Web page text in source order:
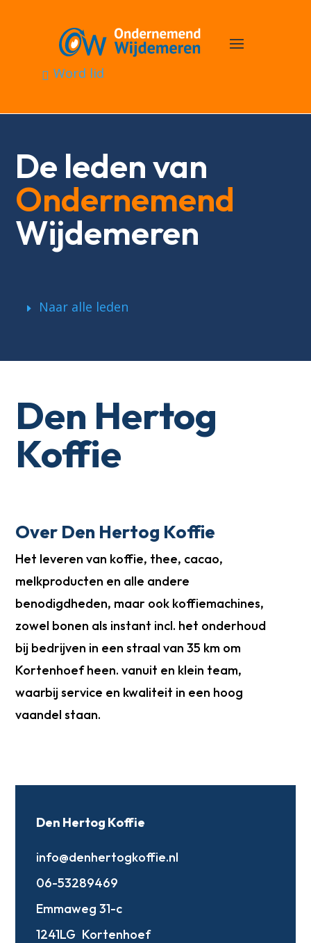
Word lid
De leden van
Ondernemend
Wijdemeren
Naar alle leden
Den Hertog
Koffie
Over Den Hertog Koffie
Het leveren van koffie, thee, cacao,
melkproducten en alle andere
benodigdheden, maar ook koffiemachines,
zowel bonen als instant incl. het onderhoud
bij bedrijven in een straal van 35 km om
Kortenhoef heen. vanuit en klein team,
waarbij service en kwaliteit in een hoog
vaandel staan.
Den Hertog Koffie
info@denhertogkoffie.nl
06-53289469
Emmaweg 31-c
1241LG Kortenhoef